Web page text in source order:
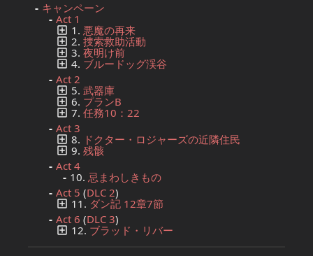
キャンペーン
Act 1
1. 悪魔の再来
2. 捜索救助活動
3. 夜明け前
4. ブルードッグ渓谷
Act 2
5. 武器庫
6. プランB
7. 任務10：22
Act 3
8. ドクター・ロジャーズの近隣住民
9. 残骸
Act 4
10. 忌まわしきもの
Act 5 (DLC 2)
11. ダン記 12章7節
Act 6 (DLC 3)
12. ブラッド・リバー